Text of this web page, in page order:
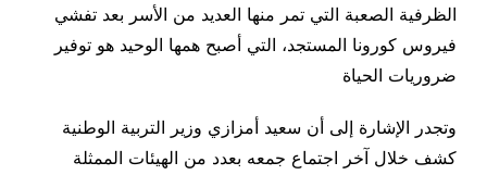
الظرفية الصعبة التي تمر منها العديد من الأسر بعد تفشي
فيروس كورونا المستجد، التي أصبح همها الوحيد هو توفير
ضروريات الحياة
وتجدر الإشارة إلى أن سعيد أمزازي وزير التربية الوطنية
كشف خلال آخر اجتماع جمعه بعدد من الهيئات الممثلة